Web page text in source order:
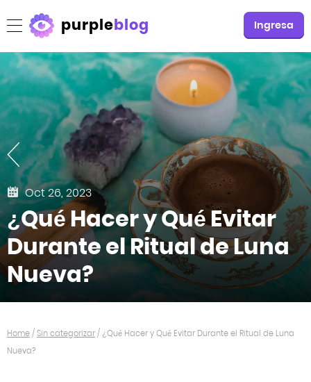
purpleblog Ingresa
Oct 26, 2023
¿Qué Hacer y Qué Evitar
Durante el Ritual de Luna
Nueva?
Home/Sin categorizar/¿Qué Hacer y Qué Evitar Durante el Ritual de Luna
Nueva?